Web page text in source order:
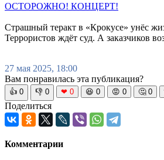
ОСТОРОЖНО! КОНЦЕРТ!
Страшный теракт в «Крокусе» унёс
Террористов ждёт суд. А заказчиков
27 мая 2025, 18:00
Вам понравилась эта публикация?
👍 0 👎 0 ❤ 0 😆 0 😡 0 🤔 0
Поделиться
Комментарии